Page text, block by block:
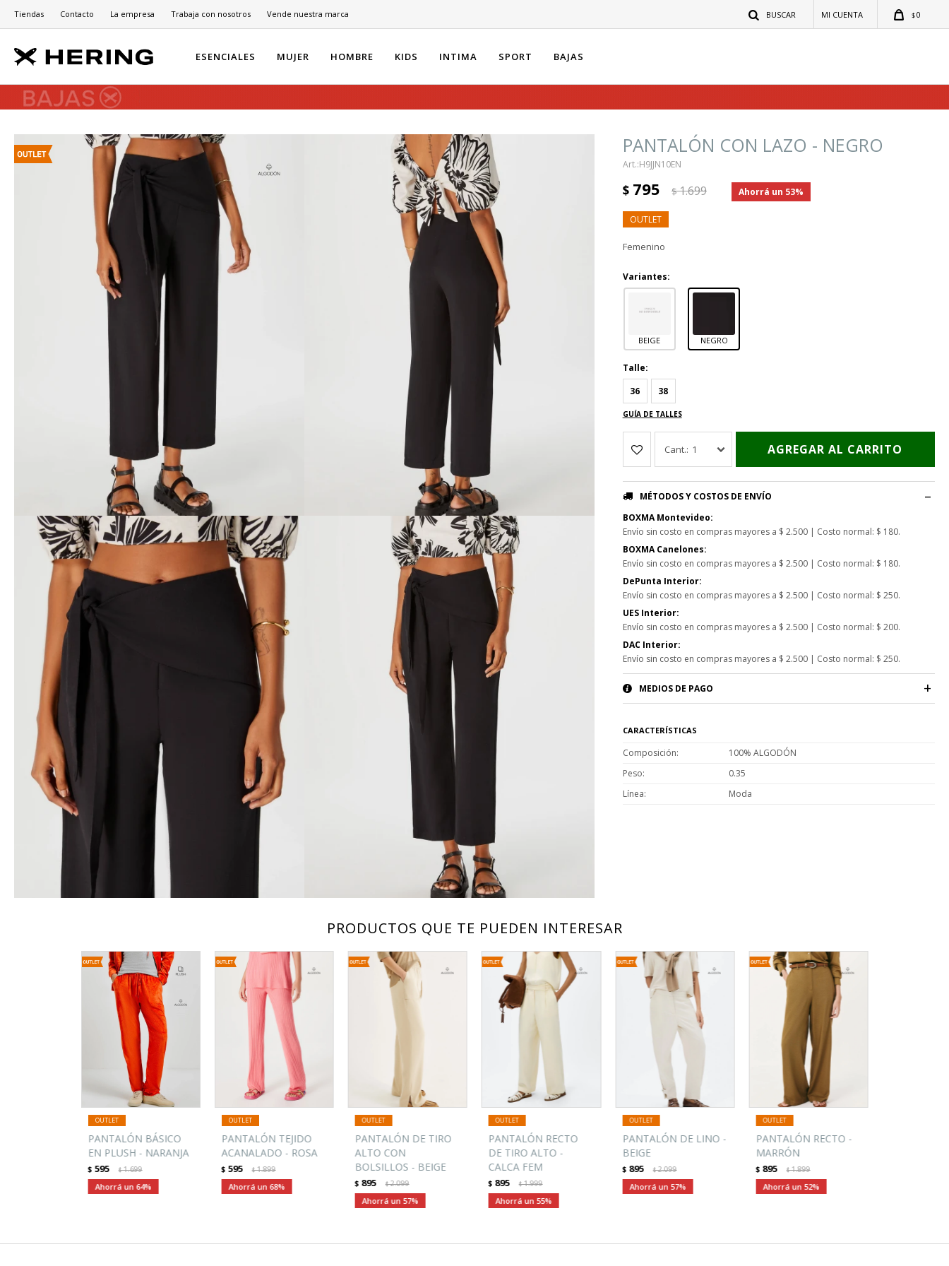
ESENCIALES MUJER HOMBRE KIDS INTIMA SPORT BAJAS
$0
Tiendas Contacto La empresa Trabaja con nosotros Vende nuestra marca
PANTALÓN CON LAZO - NEGRO
H9JJN10EN
$ 795 $1.699 53
Femenino
Variantes:
BEIGE NEGRO
Talle:
36
38
GUÍA DE TALLES
1 AGREGAR AL CARRITO
MÉTODOS Y COSTOS DE ENVÍO
BOXMA Montevideo:
Envío sin costo en compras mayores a $ 2.500 | Costo normal: $ 180.
BOXMA Canelones:
Envío sin costo en compras mayores a $ 2.500 | Costo normal: $ 180.
DePunta Interior:
Envío sin costo en compras mayores a $ 2.500 | Costo normal: $ 250.
UES Interior:
Envío sin costo en compras mayores a $ 2.500 | Costo normal: $ 200.
DAC Interior:
Envío sin costo en compras mayores a $ 2.500 | Costo normal: $ 250.
MEDIOS DE PAGO
CARACTERÍSTICAS
Composición
100% ALGODÓN
Peso
0.35
Línea
Moda
PRODUCTOS QUE TE PUEDEN INTERESAR
PANTALÓN BÁSICO
EN PLUSH - NARANJA
$ 595 $1.699
64
PANTALÓN TEJIDO
ACANALADO - ROSA
$ 595 $1.899
68
PANTALÓN DE TIRO
ALTO CON
BOLSILLOS - BEIGE
$ 895 $2.099
57
PANTALÓN RECTO
DE TIRO ALTO -
CALCA FEM
$ 895 $1.999
55
PANTALÓN DE LINO -
BEIGE
$ 895 $2.099
57
PANTALÓN RECTO -
MARRÓN
$ 895 $1.899
52